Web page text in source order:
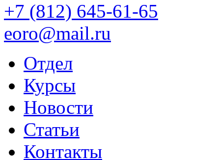
+7 (812) 645-61-65
eoro@mail.ru
Отдел
Курсы
Новости
Статьи
Контакты